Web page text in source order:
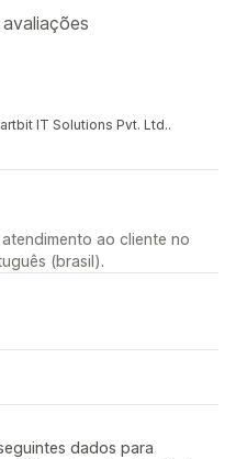
IT Solutions Pvt. Ltd..
ao cliente no
(brasil).
dados para